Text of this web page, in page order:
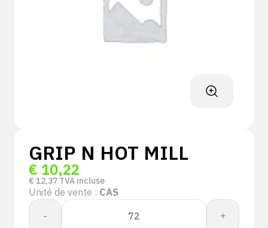
GRIP N HOT MILL
€ 10,22
€ 12,37 TVA incluse
Unité de vente : CAS
-
quantité
+